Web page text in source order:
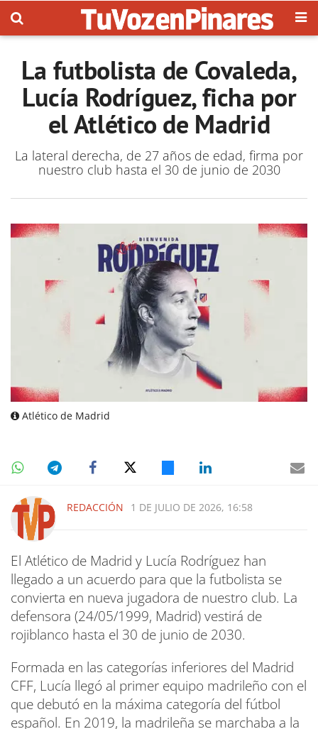
La futbolista de Covaleda,
Lucía Rodríguez, ficha por
el Atlético de Madrid
La lateral derecha, de 27 años de edad, firma por
nuestro club hasta el 30 de junio de 2030
Atlético de Madrid
REDACCIÓN 1 DE JULIO DE 2026, 16:58
El Atlético de Madrid y Lucía Rodríguez han
llegado a un acuerdo para que la futbolista se
convierta en nueva jugadora de nuestro club. La
defensora (24/05/1999, Madrid) vestirá de
rojiblanco hasta el 30 de junio de 2030.
Formada en las categorías inferiores del Madrid
CFF, Lucía llegó al primer equipo madrileño con el
que debutó en la máxima categoría del fútbol
español. En 2019, la madrileña se marchaba a la